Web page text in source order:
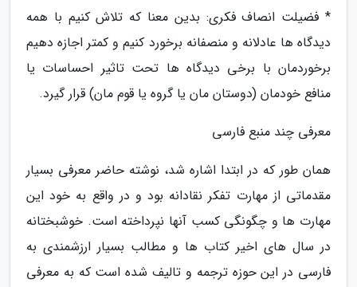
* فضیلت انصاف فکری: بدین معنا که تلاش کنیم با همه
دیدگاه ها عادلانه و منصفانه برخورد کنیم و کمتر اجازه دهیم
برخوردمان با برخی دیدگاه ها تحت تاثیر احساسات یا
منافع خودمان (دوستان مان یا گروه یا قوم مان) قرار گیرد.
معرفی چند منبع فارسی
همان طور که در ابتدا اشاره شد، نوشته حاضر معرفی بسیار
مقدماتی از مهارت تفکر نقادانه بود و در واقع به خود این
مهارت ها و چگونگی کسب آنها نپرداخته است. خوشبختانه
در سال های اخیر کتاب ها و مطالب بسیار ارزشمندی به
فارسی در این حوزه ترجمه و تالیف شده است که به معرفی